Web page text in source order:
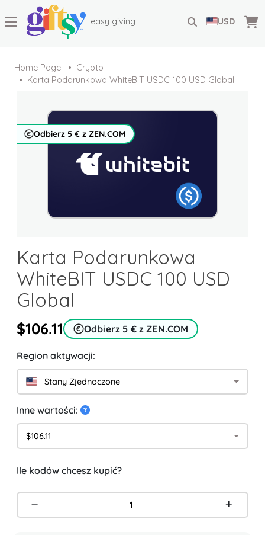
easy giving USD
Home Page
Crypto
Karta Podarunkowa WhiteBIT USDC 100 USD Global
Odbierz 5 € z ZEN.COM
Karta Podarunkowa
WhiteBIT USDC 100 USD
Global
$106.11 Odbierz 5 € z ZEN.COM
Region aktywacji:
Stany Zjednoczone
Inne wartości:
$106.11
Ile kodów chcesz kupić?